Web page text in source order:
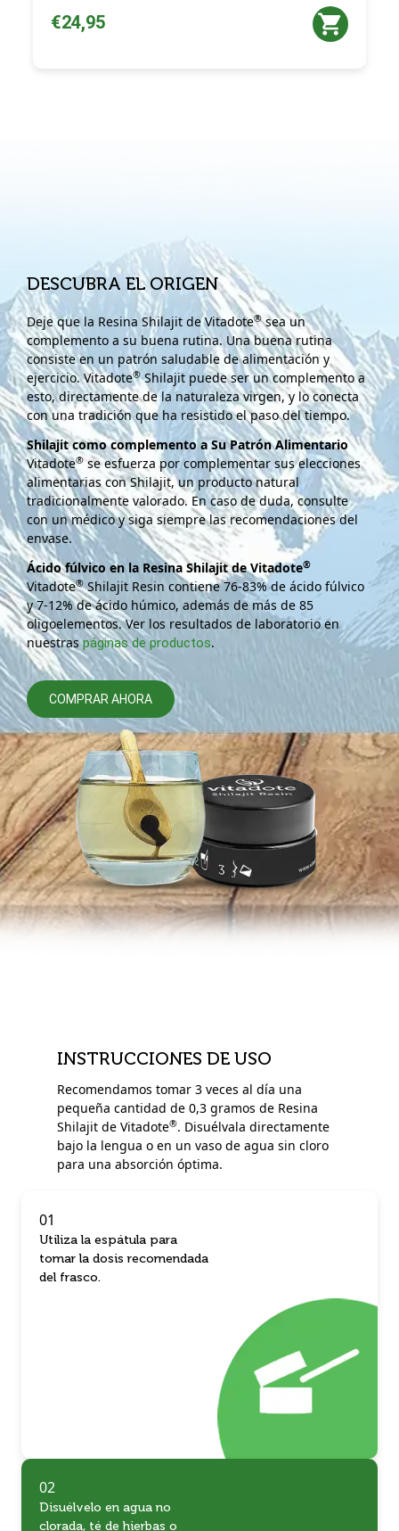
€24,95
DESCUBRA EL ORIGEN
Deje que la Resina Shilajit de Vitadote®sea un
complemento a su buena rutina. Una buena rutina
consiste en un patrón saludable de alimentación y
ejercicio. Vitadote®Shilajit puede ser un complemento a
esto, directamente de la naturaleza virgen, y lo conecta
con una tradición que ha resistido el paso del tiempo.
Shilajit como complemento a Su Patrón Alimentario
Vitadote® se esfuerza por complementar sus elecciones
alimentarias con Shilajit, un producto natural
tradicionalmente valorado. En caso de duda, consulte
con un médico y siga siempre las recomendaciones del
envase.
Ácido fúlvico en la Resina Shilajit de Vitadote®
Vitadote®Shilajit Resin contiene 76-83% de ácido fúlvico
y 7-12% de ácido húmico, además de más de 85
oligoelementos. Ver los resultados de laboratorio en
nuestraspáginas de productos.
COMPRAR AHORA
INSTRUCCIONES DE USO
Recomendamos tomar 3 veces al día una
pequeña cantidad de 0,3 gramos de Resina
Shilajit de Vitadote®. Disuélvala directamente
bajo la lengua o en un vaso de agua sin cloro
para una absorción óptima.
01
Utiliza la espátula para
tomar la dosis recomendada
del frasco.
02
Disuélvelo en agua no
clorada, té de hierbas o